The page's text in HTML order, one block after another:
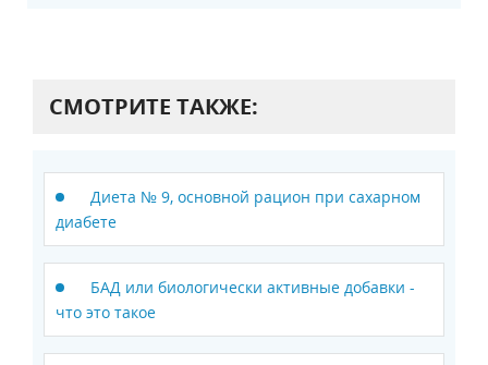
СМОТРИТЕ ТАКЖЕ:
Диета № 9, основной рацион при сахарном
диабете
БАД или биологически активные добавки -
что это такое